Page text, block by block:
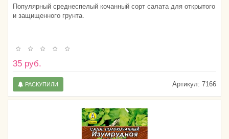
Популярный среднеспелый кочанный сорт салата для открытого
и защищенного грунта.
35 руб.
Артикул: 7166
РАСКУПИЛИ